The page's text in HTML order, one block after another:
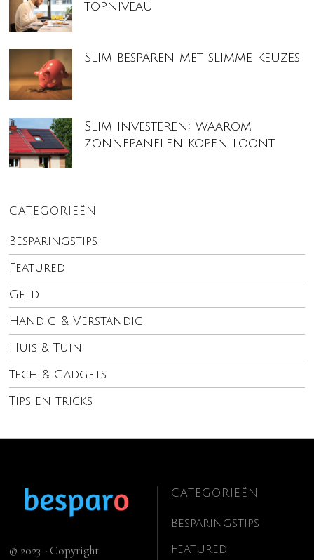
topniveau
Slim besparen met slimme keuzes
Slim investeren: waarom
zonnepanelen kopen loont
CATEGORIEËN
Besparingstips
Featured
Geld
Handig & Verstandig
Huis & Tuin
Tech & Gadgets
Tips en tricks
© 2023 - Copyright.
CATEGORIEËN
Besparingstips
Featured